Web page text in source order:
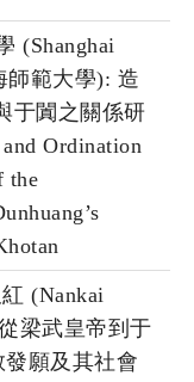
(Shanghai
師範大學): 造
于闐之關係研
Ordination
the
(Nankai
梁武皇帝到于
願及其社會